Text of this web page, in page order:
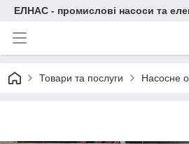
ЕЛНАС - промислові насоси та
Товари та послуги Насосне